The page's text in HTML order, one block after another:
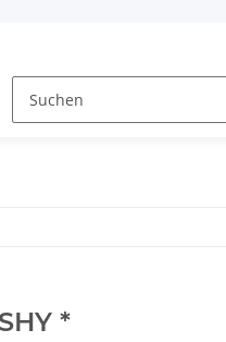
% Angebote %
*